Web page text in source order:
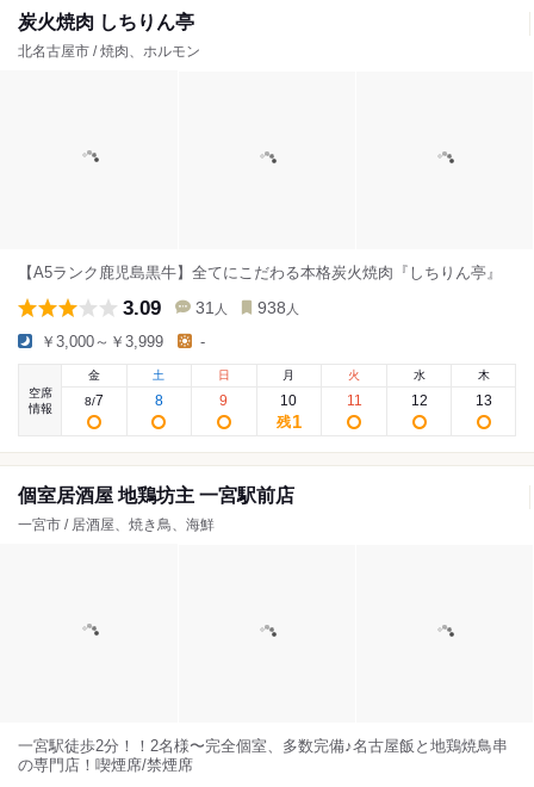
炭火焼肉 しちりん亭
北名古屋市 / 焼肉、ホルモン
【A5ランク鹿児島黒牛】全てにこだわる本格炭火焼肉『しちりん亭』
3.09 31 人 938 人
￥3,000～￥3,999 -
空席
情報
金
8/7
土
8
日
9
月
10
残1
火
11
水
12
木
13
個室居酒屋 地鶏坊主 一宮駅前店
一宮市 / 居酒屋、焼き鳥、海鮮
一宮駅徒歩2分！！2名様〜完全個室、多数完備♪名古屋飯と地鶏焼鳥串
の専門店！喫煙席/禁煙席